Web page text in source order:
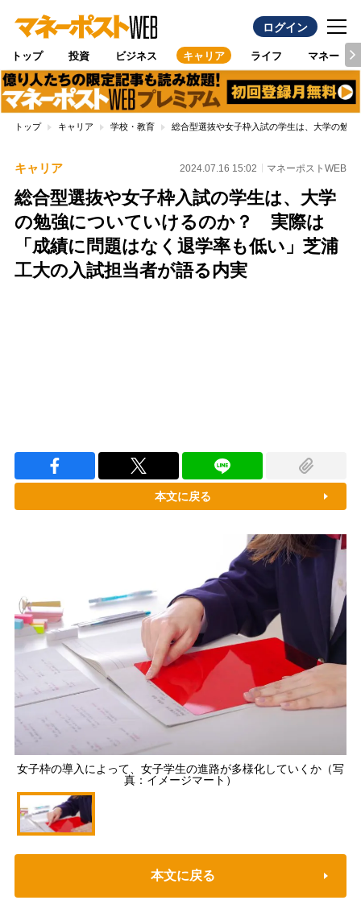
ログイン
トップ 投資 ビジネス キャリア ライフ マネー
トップ キャリア 学校・教育 総合型選抜や女子枠入試の学生は、大学の勉
キャリア 2024.07.16 15:02 マネーポストWEB
総合型選抜や女子枠入試の学生は、大学
の勉強についていけるのか？ 実際は
「成績に問題はなく退学率も低い」芝浦
工大の入試担当者が語る内実
本文に戻る
女子枠の導入によって、女子学生の進路が多様化していくか（写
真：イメージマート）
本文に戻る